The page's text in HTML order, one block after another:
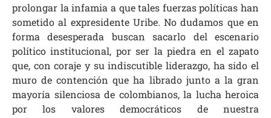
prolongar la infamia a que tales fuerzas políticas han
sometido al expresidente Uribe. No dudamos que en
forma desesperada buscan sacarlo del escenario
político institucional, por ser la piedra en el zapato
que, con coraje y su indiscutible liderazgo, ha sido el
muro de contención que ha librado junto a la gran
mayoría silenciosa de colombianos, la lucha heroica
por los valores democráticos de nuestra